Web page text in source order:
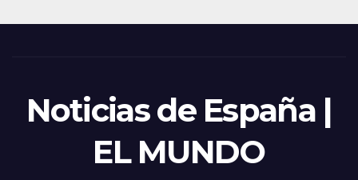
Noticias de España |
EL MUNDO